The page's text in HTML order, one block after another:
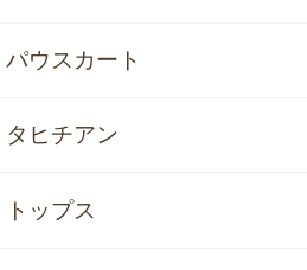
パウスカート
タヒチアン
トップス